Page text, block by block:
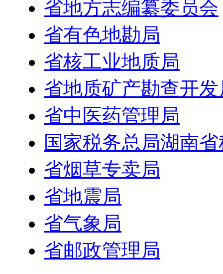
省地方志编纂委员会
省有色地勘局
省核工业地质局
省地质矿产勘查开发
省中医药管理局
国家税务总局湖南
省烟草专卖局
省地震局
省气象局
省邮政管理局